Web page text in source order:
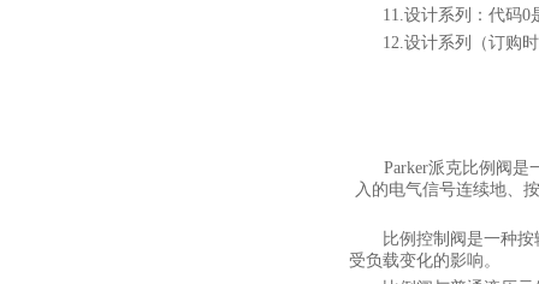
11.设计系列：代码
12.设计系列（订购
Parker派克比例阀
入的电气信号连续地、
比例控制阀是一种
受负载变化的影响。